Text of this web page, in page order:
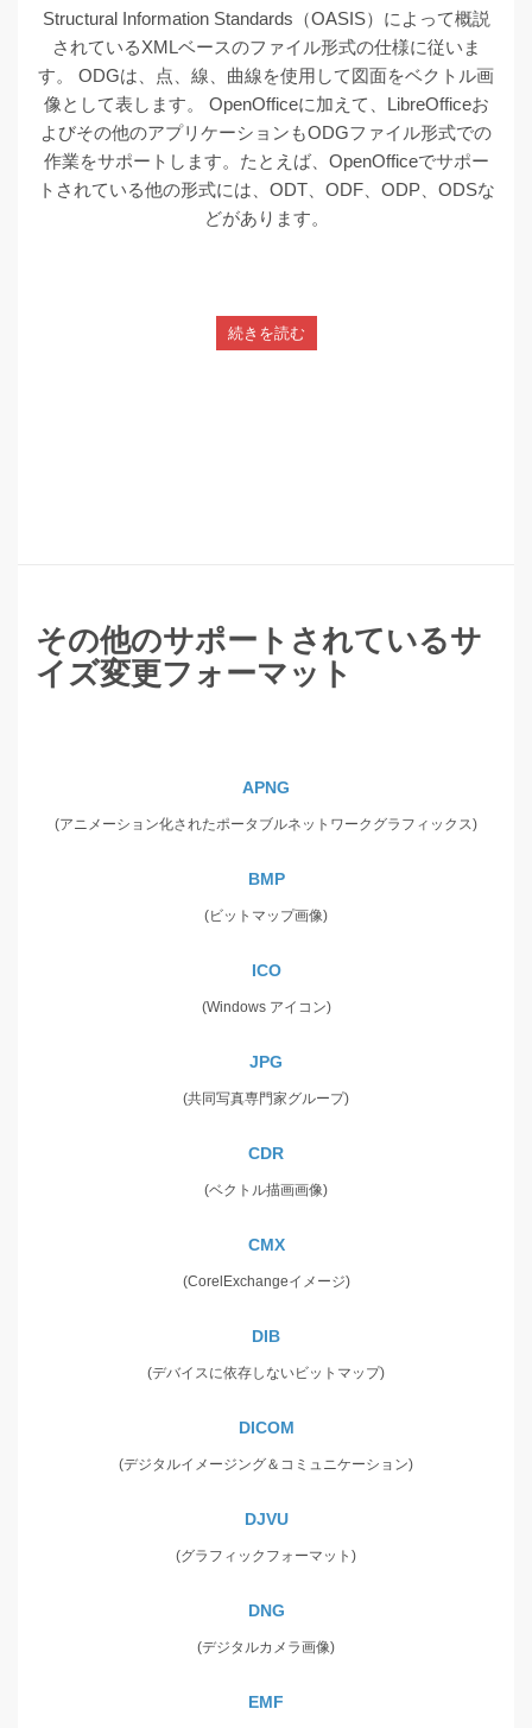
Structural Information Standards（OASIS）によって概説
されているXMLベースのファイル形式の仕様に従いま
す。 ODGは、点、線、曲線を使用して図面をベクトル画
像として表します。 OpenOfficeに加えて、LibreOfficeお
よびその他のアプリケーションもODGファイル形式での
作業をサポートします。たとえば、OpenOfficeでサポー
トされている他の形式には、ODT、ODF、ODP、ODSな
どがあります。
続きを読む
その他のサポートされているサ
イズ変更フォーマット
APNG
(アニメーション化されたポータブルネットワークグラフィックス)
BMP
(ビットマップ画像)
ICO
(Windows アイコン)
JPG
(共同写真専門家グループ)
CDR
(ベクトル描画画像)
CMX
(CorelExchangeイメージ)
DIB
(デバイスに依存しないビットマップ)
DICOM
(デジタルイメージング＆コミュニケーション)
DJVU
(グラフィックフォーマット)
DNG
(デジタルカメラ画像)
EMF